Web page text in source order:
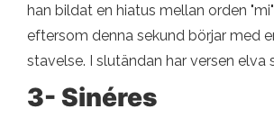
han bildat en hiatus mellan orden
eftersom denna sekund börjar med
stavelse. I slutändan har versen elva
3- Sinéres